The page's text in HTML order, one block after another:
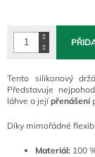
Tento silikonový
Představuje
láhve a její přenášení
Díky mimořádné
Materiál: 100